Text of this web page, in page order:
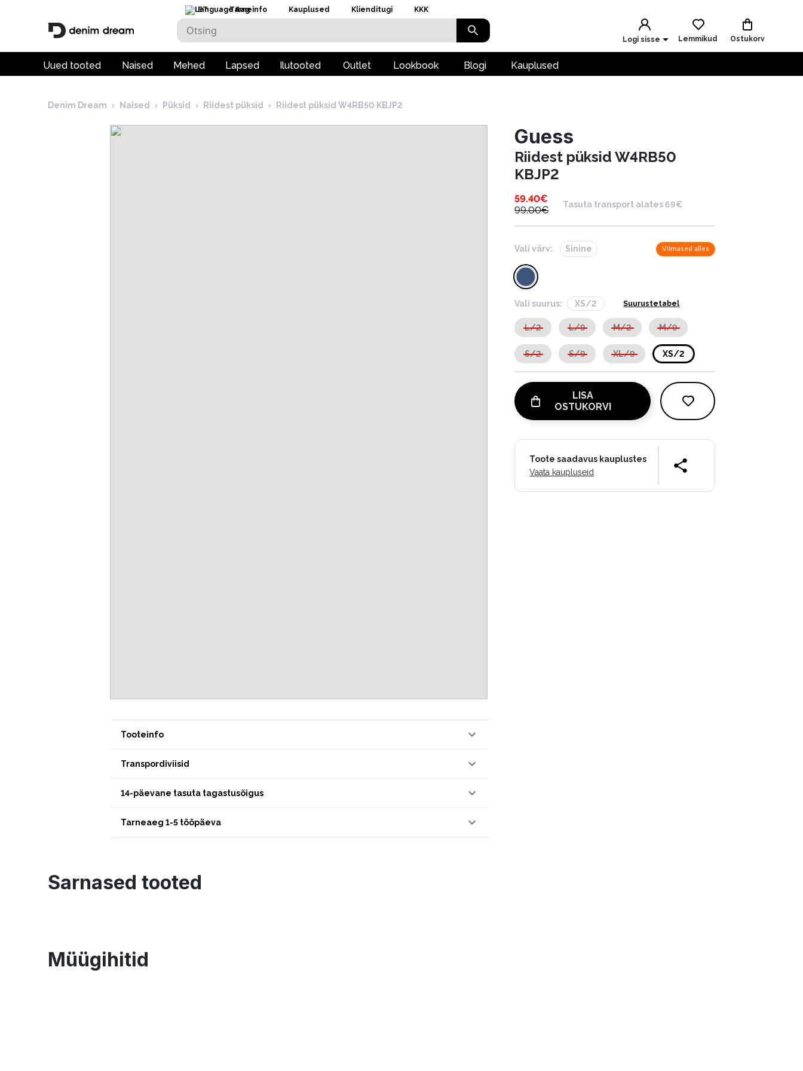
ET Tarneinfo Kauplused Klienditugi KKK
Logi sisse Lemmikud Ostukorv
Uued tooted Naised Mehed Lapsed Ilutooted Outlet Lookbook Blogi Kauplused
Denim Dream › Naised › Püksid › Riidest püksid › Riidest püksid W4RB50 KBJP2
Tooteinfo
Transpordiviisid
14-päevane tasuta tagastusõigus
Tarneaeg 1-5 tööpäeva
Guess
Riidest püksid W4RB50
KBJP2
59.40€
99.00€
Tasuta transport alates 69€
Vali värv: Sinine Viimased alles
Vali suurus: XS/2 Suurustetabel
L/2 L/9 M/2 M/9
S/2 S/9 XL/9 XS/2
LISA
OSTUKORVI
Toote saadavus kauplustes
Vaata kaupluseid
Sarnased tooted
Müügihitid